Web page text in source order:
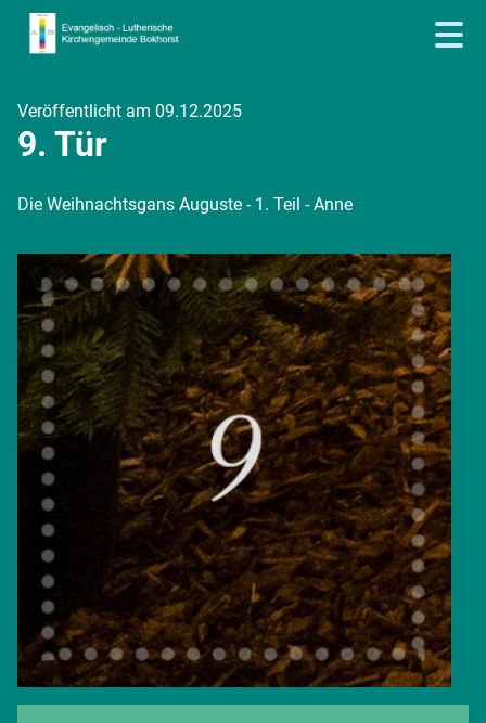
Veröffentlicht am 09.12.2025
9. Tür
Die Weihnachtsgans Auguste - 1. Teil - Anne